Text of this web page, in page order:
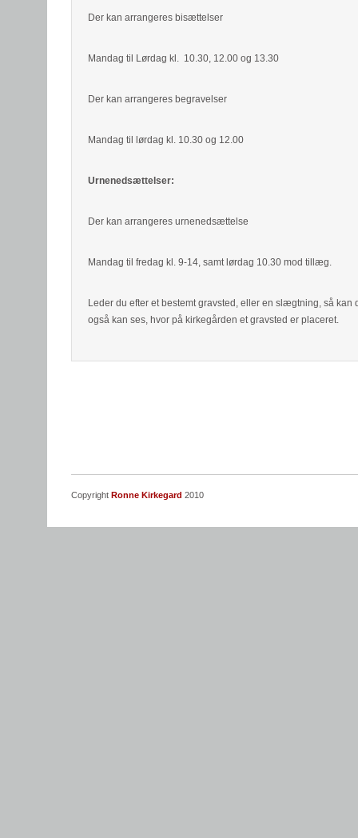
Der kan arrangeres bisættelser
Mandag til Lørdag kl. 10.30, 12.00 og 13.30
Der kan arrangeres begravelser
Mandag til lørdag kl. 10.30 og 12.00
Urnenedsættelser:
Der kan arrangeres urnenedsættelse
Mandag til fredag kl. 9-14, samt lørdag 10.30 mod tillæg.
Leder du efter et bestemt gravsted, eller en slægtning, så kan
også kan ses, hvor på kirkegården et gravsted er placeret.
Copyright Ronne Kirkegard 2010